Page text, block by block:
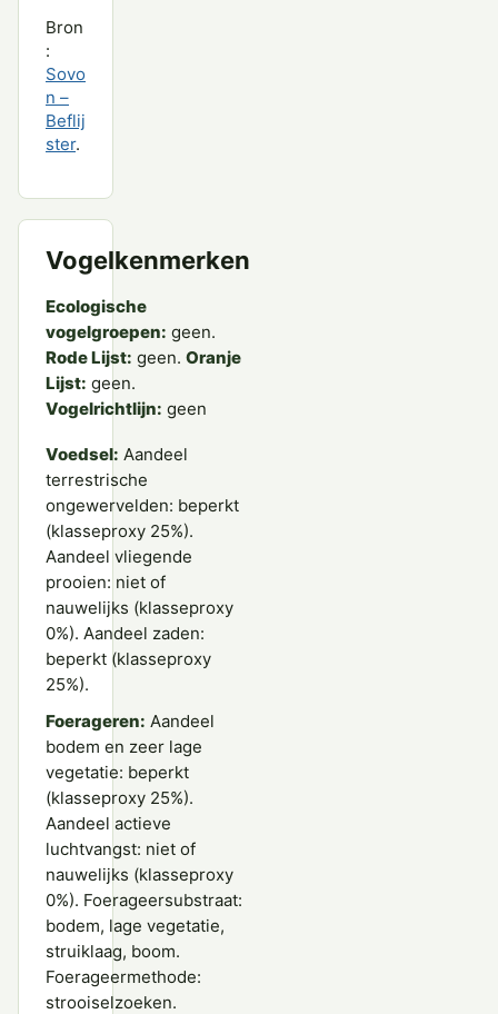
Bron
:
Sovo
n –
Beflij
ster.
Vogelkenmerken
Ecologische
vogelgroepen: geen.
Rode Lijst: geen. Oranje
Lijst: geen.
Vogelrichtlijn: geen
Voedsel: Aandeel
terrestrische
ongewervelden: beperkt
(klasseproxy 25%).
Aandeel vliegende
prooien: niet of
nauwelijks (klasseproxy
0%). Aandeel zaden:
beperkt (klasseproxy
25%).
Foerageren: Aandeel
bodem en zeer lage
vegetatie: beperkt
(klasseproxy 25%).
Aandeel actieve
luchtvangst: niet of
nauwelijks (klasseproxy
0%). Foerageersubstraat:
bodem, lage vegetatie,
struiklaag, boom.
Foerageermethode:
strooiselzoeken.